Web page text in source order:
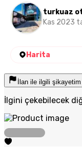
turkuaz
Kas 2023
Harita
İlan ile ilgili
İlgini çekebilecek